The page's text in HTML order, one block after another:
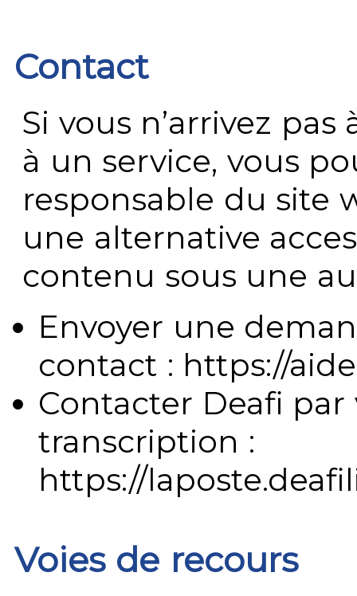
Contact
Si vous n’arrivez
à un service, vous
responsable du site
une alternative
contenu sous une
Envoyer une
contact : https://
Contacter Deafi
transcription :
https://
Voies de recours